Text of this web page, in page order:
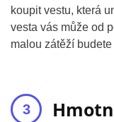
koupit vestu, která
vesta vás může od
malou zátěží